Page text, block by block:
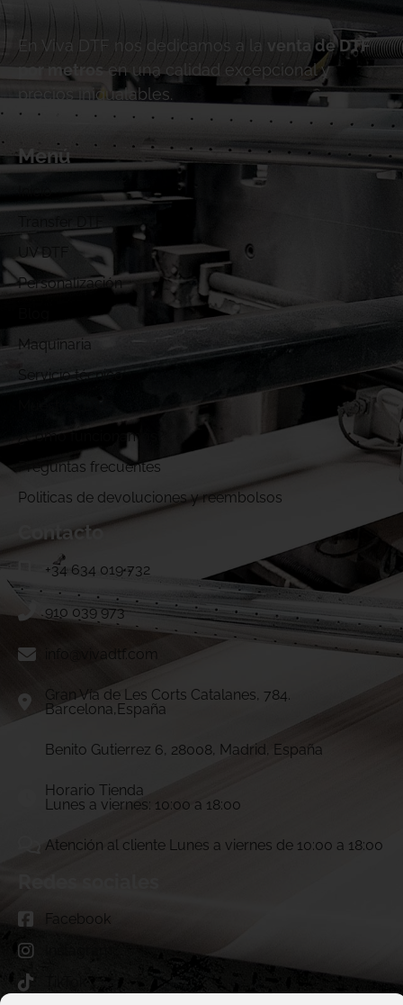
En Viva DTF nos dedicamos a la
venta de DTF
por metros
en una calidad excepcional y
precios inigualables.
Menú
UV DTF
Personalización
Maquinaria
Servicio técnico
¿Cómo funcionamos?
Preguntas frecuentes
Politicas de devoluciones y reembolsos
Contacto
+34 634 019 732
910 039 973
info@vivadtf.com
Gran Vía de Les Corts Catalanes, 784.
Barcelona,España
Benito Gutierrez 6, 28008, Madrid, España
Horario Tienda
Lunes a viernes: 10:00 a 18:00
Atención al cliente Lunes a viernes de 10:00 a 18:00
Facebook